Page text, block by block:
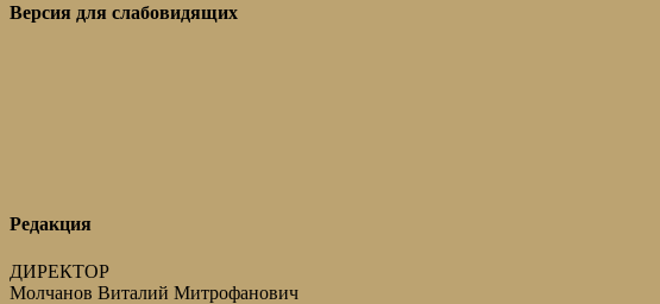
Версия для слабовидящих
Редакция
ДИРЕКТОР
Молчанов Виталий Митрофанович